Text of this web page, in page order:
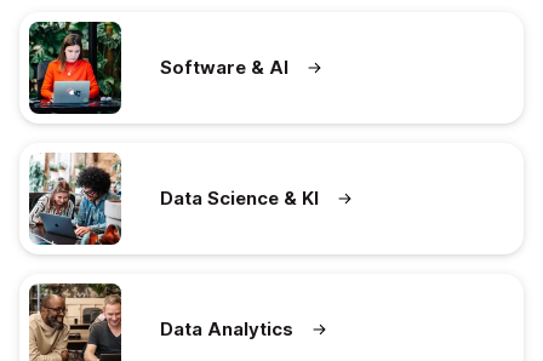
Software & AI
Data Science & KI
Data Analytics